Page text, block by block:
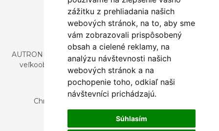
zážitku z prehliadania našich
webových stránok, na to, aby sme
vám zobrazovali prispôsobený
obsah a cielené reklamy, na
analýzu návštevnosti našich
webových stránok a na
pochopenie toho, odkiaľ naši
návštevníci prichádzajú.
Súhlasím
AUTRONIC, s.r.o. je spoločnosť zaoberajúca sa dovozom a
veľkoobchodným predajom dizajnového aj štýlového
nábytku a dekorácií.
Česká republika
Chrustenice 270, 267 12 Loděnice u Berouna
Slovensko
Nová 366, 032 02 Závažná Poruba